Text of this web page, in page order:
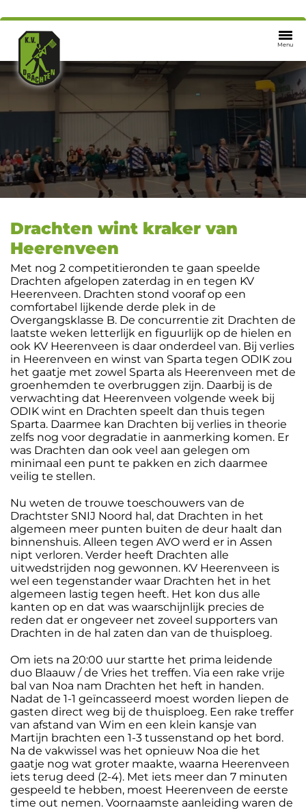
Menu
Drachten wint kraker van
Heerenveen
Met nog 2 competitieronden te gaan speelde
Drachten afgelopen zaterdag in en tegen KV
Heerenveen. Drachten stond vooraf op een
comfortabel lijkende derde plek in de
Overgangsklasse B. De concurrentie zit Drachten de
laatste weken letterlijk en figuurlijk op de hielen en
ook KV Heerenveen is daar onderdeel van. Bij verlies
in Heerenveen en winst van Sparta tegen ODIK zou
het gaatje met zowel Sparta als Heerenveen met de
groenhemden te overbruggen zijn. Daarbij is de
verwachting dat Heerenveen volgende week bij
ODIK wint en Drachten speelt dan thuis tegen
Sparta. Daarmee kan Drachten bij verlies in theorie
zelfs nog voor degradatie in aanmerking komen. Er
was Drachten dan ook veel aan gelegen om
minimaal een punt te pakken en zich daarmee
veilig te stellen.
Nu weten de trouwe toeschouwers van de
Drachtster SNIJ Noord hal, dat Drachten in het
algemeen meer punten buiten de deur haalt dan
binnenshuis. Alleen tegen AVO werd er in Assen
nipt verloren. Verder heeft Drachten alle
uitwedstrijden nog gewonnen. KV Heerenveen is
wel een tegenstander waar Drachten het in het
algemeen lastig tegen heeft. Het kon dus alle
kanten op en dat was waarschijnlijk precies de
reden dat er ongeveer net zoveel supporters van
Drachten in de hal zaten dan van de thuisploeg.
Om iets na 20:00 uur startte het prima leidende
duo Blaauw / de Vries het treffen. Via een rake vrije
bal van Noa nam Drachten het heft in handen.
Nadat de 1-1 geïncasseerd moest worden liepen de
gasten direct weg bij de thuisploeg. Een rake treffer
van afstand van Wim en een klein kansje van
Martijn brachten een 1-3 tussenstand op het bord.
Na de vakwissel was het opnieuw Noa die het
gaatje nog wat groter maakte, waarna Heerenveen
iets terug deed (2-4). Met iets meer dan 7 minuten
gespeeld te hebben, moest Heerenveen de eerste
time out nemen. Voornaamste aanleiding waren de